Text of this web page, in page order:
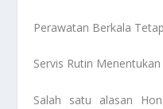
Perawatan Berkala
Servis Rutin
Salah satu alasan